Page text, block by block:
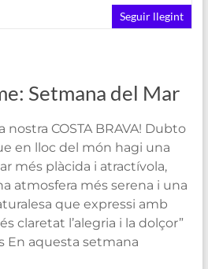
Seguir llegint
Setmana del Mar
nostra COSTA BRAVA! Dubto
en lloc del món hagi una
més plàcida i atractívola,
atmosfera més serena i una
que expressi amb
claretat l’alegria i la dolçor”
En aquesta setmana